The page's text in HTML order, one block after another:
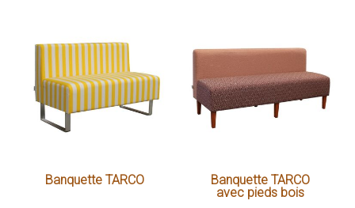
Banquette TARCO
Banquette TARCO
avec pieds bois